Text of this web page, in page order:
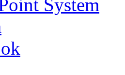
System